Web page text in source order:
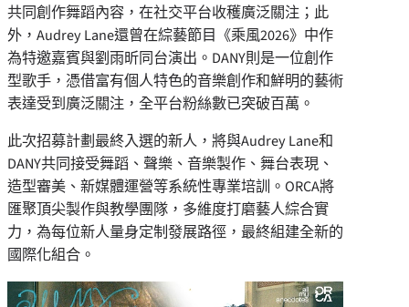
共同創作舞蹈內容，在社交平台收穫廣泛關注；此
外，Audrey Lane還曾在綜藝節目《乘風2026》中作
為特邀嘉賓與劉雨昕同台演出。DANY則是一位創作
型歌手，憑借富有個人特色的音樂創作和鮮明的藝術
表達受到廣泛關注，全平台粉絲數已突破百萬。
此次招募計劃最終入選的新人，將與Audrey Lane和
DANY共同接受舞蹈、聲樂、音樂製作、舞台表現、
造型審美、新媒體運營等系統性專業培訓。ORCA將
匯聚頂尖製作與教學團隊，多維度打磨藝人綜合實
力，為每位新人量身定制發展路徑，最終組建全新的
國際化組合。